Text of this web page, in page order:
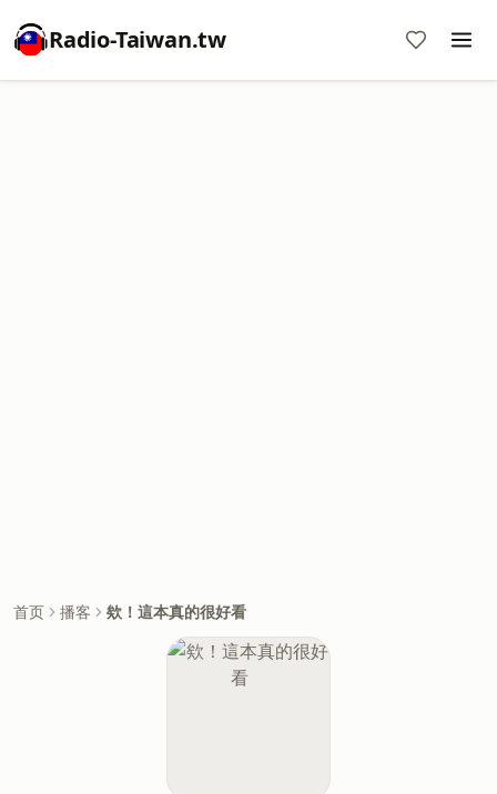
Radio-Taiwan.tw
首页 播客 欸！這本真的很好看